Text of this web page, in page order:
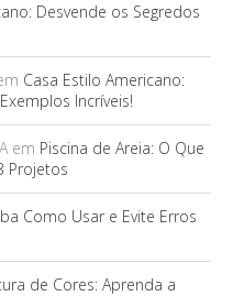
Desvende os Segredos
Casa Estilo Americano:
Incríveis!
em Piscina de Areia: O Que
Projetos
Como Usar e Evite Erros
de Cores: Aprenda a